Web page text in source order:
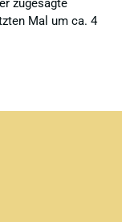
zugesagte
Mal um ca. 4